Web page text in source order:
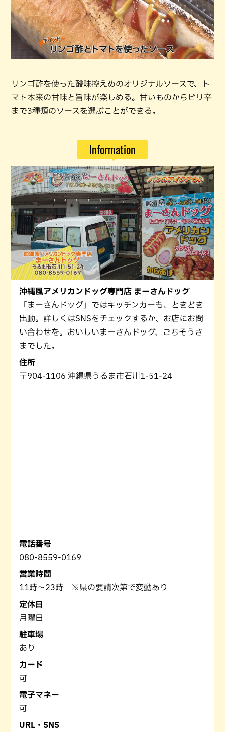
リンゴ酢を使った酸味控えめのオリジナルソースで、ト
マト本来の甘味と旨味が楽しめる。甘いものからピリ辛
まで3種類のソースを選ぶことができる。
Information
沖縄風アメリカンドッグ専門店 まーさんドッグ
「まーさんドッグ」ではキッチンカーも、ときどき
出動。詳しくはSNSをチェックするか、お店にお問
い合わせを。おいしいまーさんドッグ、ごちそうさ
までした。
住所
〒904-1106 沖縄県うるま市石川1-51-24
電話番号
080-8559-0169
営業時間
11時～23時 ※県の要請次第で変動あり
定休日
月曜日
駐車場
あり
カード
可
電子マネー
可
URL・SNS